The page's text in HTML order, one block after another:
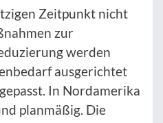
Zeitpunkt nicht
zur
werden
ausgerichtet
In Nordamerika
planmäßig. Die